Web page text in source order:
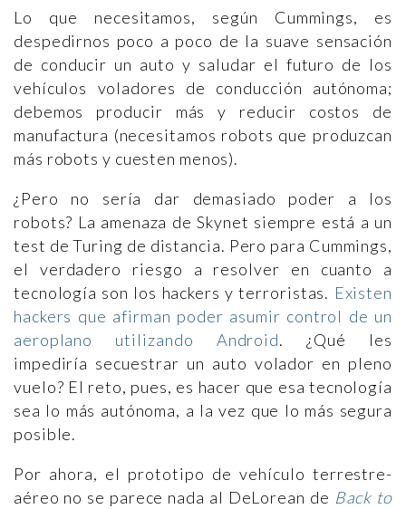
Lo que necesitamos, según Cummings, es
despedirnos poco a poco de la suave sensación
de conducir un auto y saludar el futuro de los
vehículos voladores de conducción autónoma;
debemos producir más y reducir costos de
manufactura (necesitamos robots que produzcan
más robots y cuesten menos).
¿Pero no sería dar demasiado poder a los
robots? La amenaza de Skynet siempre está a un
test de Turing de distancia. Pero para Cummings,
el verdadero riesgo a resolver en cuanto a
tecnología son los hackers y terroristas. Existen
hackers que afirman poder asumir control de un
aeroplano utilizando Android. ¿Qué les
impediría secuestrar un auto volador en pleno
vuelo? El reto, pues, es hacer que esa tecnología
sea lo más autónoma, a la vez que lo más segura
posible.
Por ahora, el prototipo de vehículo terrestre-
aéreo no se parece nada al DeLorean de Back to